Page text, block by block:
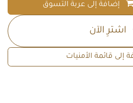
إضافة إلى عربة التسوق
اشترِ الآن
إلى قائمة الأمنيات